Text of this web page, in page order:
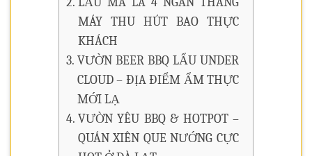
MÁY THU HÚT BAO THỰC
KHÁCH
VƯỜN BEER BBQ LẨU UNDER
CLOUD – ĐỊA ĐIỂM ẨM THỰC
MỚI LẠ
VƯỜN YÊU BBQ & HOTPOT –
QUÁN XIÊN QUE NƯỚNG CỰC